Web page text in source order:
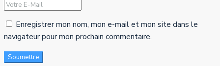
Enregistrer mon nom, mon e-mail et mon site dans le
navigateur pour mon prochain commentaire.
Soumettre